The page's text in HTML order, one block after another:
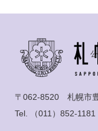
〒062-8520 札幌市
Tel.
（011）852-1181